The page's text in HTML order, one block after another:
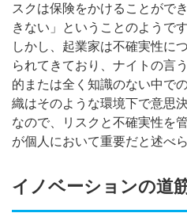
スクは保険をかけることがで
きない」ということのようです
しかし、起業家は不確実性に
られてきており、ナイトの言
的または全く知識のない中で
織はそのような環境下で意思
なので、リスクと不確実性を
が個人において重要だと述べ
イノベーションの道